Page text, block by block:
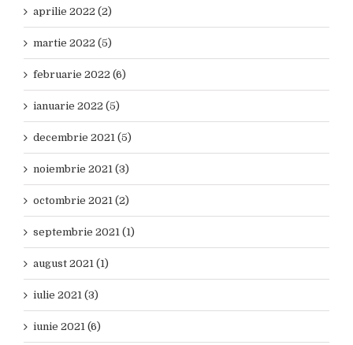
aprilie 2022 (2)
martie 2022 (5)
februarie 2022 (6)
ianuarie 2022 (5)
decembrie 2021 (5)
noiembrie 2021 (3)
octombrie 2021 (2)
septembrie 2021 (1)
august 2021 (1)
iulie 2021 (3)
iunie 2021 (6)